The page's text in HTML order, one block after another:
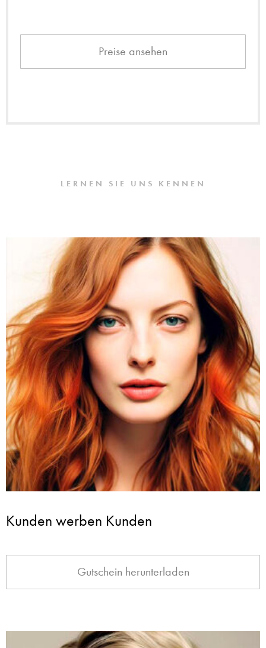
Preise ansehen
LERNEN SIE UNS KENNEN
Kunden werben Kunden
Gutschein herunterladen